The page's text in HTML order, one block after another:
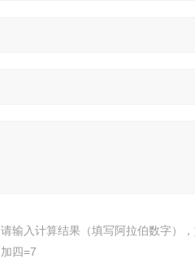
请输入计算结果（填写阿拉伯数字）
加四=7